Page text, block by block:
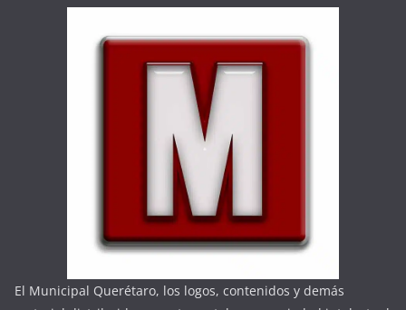
El Municipal Querétaro, los logos, contenidos y demás